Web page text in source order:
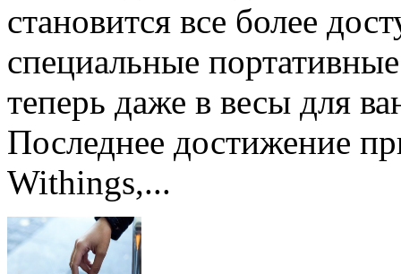
становится все более
специальные
теперь даже в весы для
Последнее достижение
Withings,...